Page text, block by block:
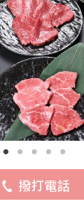
撥打電話